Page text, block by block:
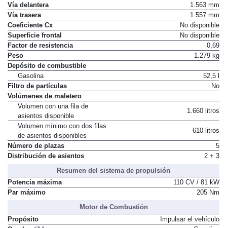
Vía delantera
1.563 mm
Vía trasera
1.557 mm
Coeficiente Cx
No disponible
Superficie frontal
No disponible
Factor de resistencia
0,69
Peso
1.279 kg
Depósito de combustible
Gasolina
52,5 l
Filtro de partículas
No
Volúmenes de maletero
Volumen con una fila de
asientos disponible
1.660 litros
Volumen mínimo con dos filas
de asientos disponibles
610 litros
Número de plazas
5
Distribución de asientos
2 + 3
Resumen del sistema de propulsión
Potencia máxima
110 CV / 81 kW
Par máximo
205 Nm
Motor de Combustión
Propósito
Impulsar el vehículo